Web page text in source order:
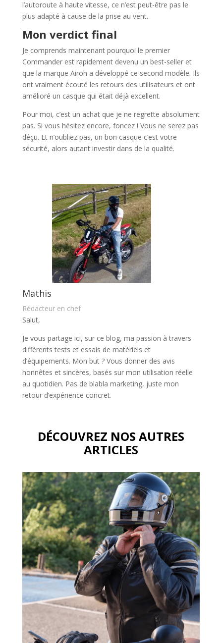
l’autoroute à haute vitesse, ce n’est peut-être pas le
plus adapté à cause de la prise au vent.
Mon verdict final
Je comprends maintenant pourquoi le premier
Commander est rapidement devenu un best-seller et
que la marque Airoh a développé ce second modèle. Ils
ont vraiment écouté les retours des utilisateurs et ont
amélioré un casque qui était déjà excellent.
Pour moi, c’est un achat que je ne regrette absolument
pas. Si vous hésitez encore, foncez ! Vous ne serez pas
déçu. Et n’oubliez pas, un bon casque c’est votre
sécurité, alors autant investir dans de la qualité.
Mathis
Rédacteur en chef
Salut,
Je vous partage ici, sur ce blog, ma passion à travers
différents tests et essais de matériels et
d’équipements. Mon but ? Vous donner des avis
honnêtes et sincères, basés sur mon utilisation réelle
au quotidien. Pas de blabla marketing, juste mon
retour d’expérience concret.
DÉCOUVREZ NOS AUTRES
ARTICLES